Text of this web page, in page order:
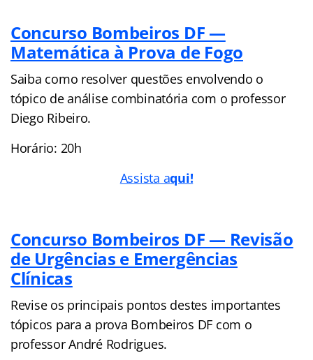
Concurso Bombeiros DF —
Matemática à Prova de Fogo
Saiba como resolver questões envolvendo o
tópico de análise combinatória com o professor
Diego Ribeiro.
Horário: 20h
Assista aqui!
Concurso Bombeiros DF — Revisão
de Urgências e Emergências
Clínicas
Revise os principais pontos destes importantes
tópicos para a prova Bombeiros DF com o
professor André Rodrigues.